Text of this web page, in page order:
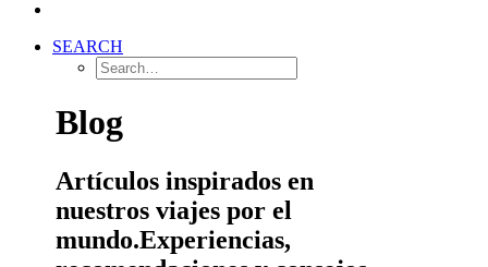
SEARCH
Blog
Artículos inspirados en
nuestros viajes por el
mundo.Experiencias,